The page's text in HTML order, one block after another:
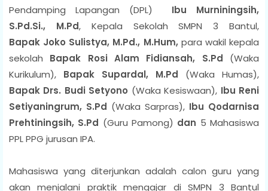
Pendamping Lapangan (DPL)
Ibu Murniningsih,
S.Pd.Si., M.Pd, Kepala Sekolah SMPN 3 Bantul,
Bapak Joko Sulistya, M.Pd., M.Hum, para wakil kepala
sekolah Bapak Rosi Alam Fidiansah, S.Pd (Waka
Kurikulum), Bapak Supardal, M.Pd (Waka Humas),
Bapak Drs. Budi Setyono (Waka Kesiswaan), Ibu Reni
Setiyaningrum, S.Pd (Waka Sarpras), Ibu Qodarnisa
Prehtiningsih, S.Pd (Guru Pamong) dan 5 Mahasiswa
PPL PPG jurusan IPA.
Mahasiswa yang diterjunkan adalah calon guru yang
akan menjalani praktik mengajar di SMPN 3 Bantul